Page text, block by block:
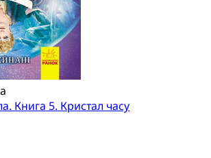
Книга 5. Кристал часу